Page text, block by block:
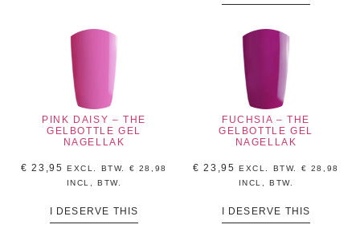
PINK DAISY – THE
GELBOTTLE GEL
NAGELLAK
€ 23,95 EXCL. BTW. € 28,98
INCL, BTW.
I DESERVE THIS
FUCHSIA – THE
GELBOTTLE GEL
NAGELLAK
€ 23,95 EXCL. BTW. € 28,98
INCL, BTW.
I DESERVE THIS